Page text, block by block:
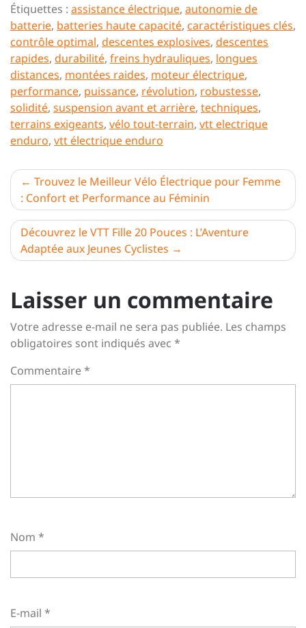
Étiquettes : assistance électrique, autonomie de
batterie, batteries haute capacité, caractéristiques clés,
contrôle optimal, descentes explosives, descentes
rapides, durabilité, freins hydrauliques, longues
distances, montées raides, moteur électrique,
performance, puissance, révolution, robustesse,
solidité, suspension avant et arrière, techniques,
terrains exigeants, vélo tout-terrain, vtt electrique
enduro, vtt électrique enduro
Navigation
de
l’article
Trouvez le Meilleur Vélo Électrique pour Femme
: Confort et Performance au Féminin
Découvrez le VTT Fille 20 Pouces : L’Aventure
Adaptée aux Jeunes Cyclistes
Laisser un commentaire
Votre adresse e-mail ne sera pas publiée. Les champs
obligatoires sont indiqués avec *
Commentaire*
Nom *
E-mail *